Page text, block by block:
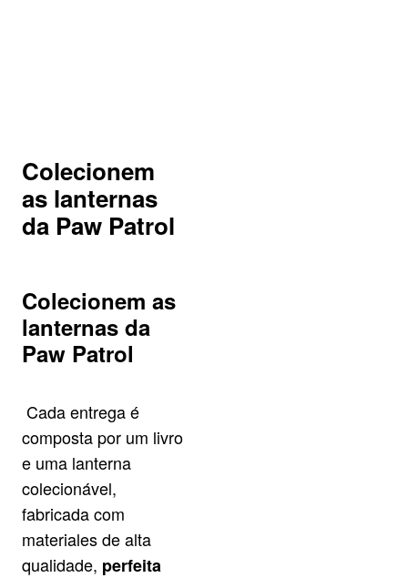
Colecionem
as lanternas
da Paw Patrol
Colecionem as
lanternas da
Paw Patrol
Cada entrega é
composta por um livro
e uma lanterna
colecionável,
fabricada com
materiales de alta
qualidade, perfeita